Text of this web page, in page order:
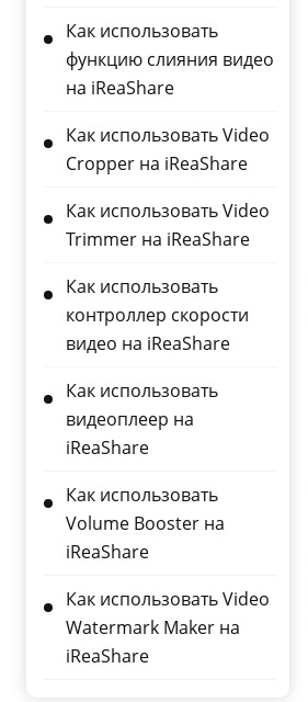
Как использовать
функцию слияния видео
на iReaShare
Как использовать Video
Cropper на iReaShare
Как использовать Video
Trimmer на iReaShare
Как использовать
контроллер скорости
видео на iReaShare
Как использовать
видеоплеер на
iReaShare
Как использовать
Volume Booster на
iReaShare
Как использовать Video
Watermark Maker на
iReaShare